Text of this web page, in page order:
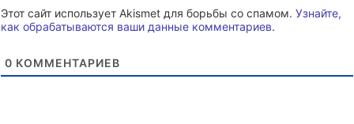
Этот сайт использует Akismet для борьбы со спамом. Узнайте,
как обрабатываются ваши данные комментариев.
0 КОММЕНТАРИЕВ